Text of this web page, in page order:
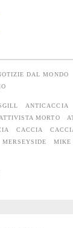
DAL MONDO
ANTICACCIA
ATTIVISTA MORTO
CACCIA
MERSEYSIDE MIKE